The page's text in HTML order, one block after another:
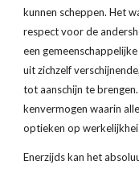
kunnen scheppen. Het
respect voor de
een
uit zichzelf
tot aanschijn te
kenvermogen waarin
Enerzijds kan het